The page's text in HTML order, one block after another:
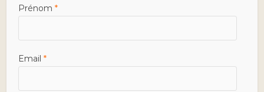
Prénom*
Email*